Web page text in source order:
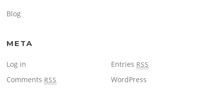
Blog
META
Log in Entries RSS
Comments RSS WordPress